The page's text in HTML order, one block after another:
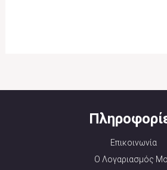
Επικοινωνία
Ο Λογαριασμός